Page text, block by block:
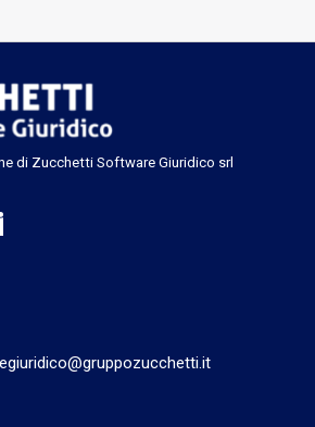
di Zucchetti Software Giuridico srl